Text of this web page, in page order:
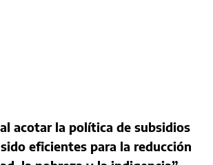
acotar la política de subsidios
eficientes para la reducción